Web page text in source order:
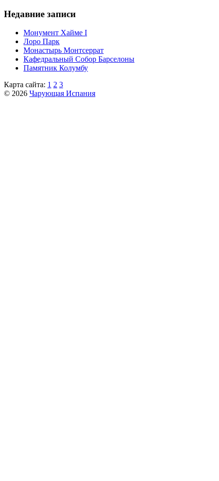
Недавние записи
Монумент Хайме I
Лоро Парк
Монастырь Монтсеррат
Кафeдрaльный Собор Барселоны
Пaмятник Колумбу
Карта сайта: 1 2 3
© 2026 Чарующая Испания